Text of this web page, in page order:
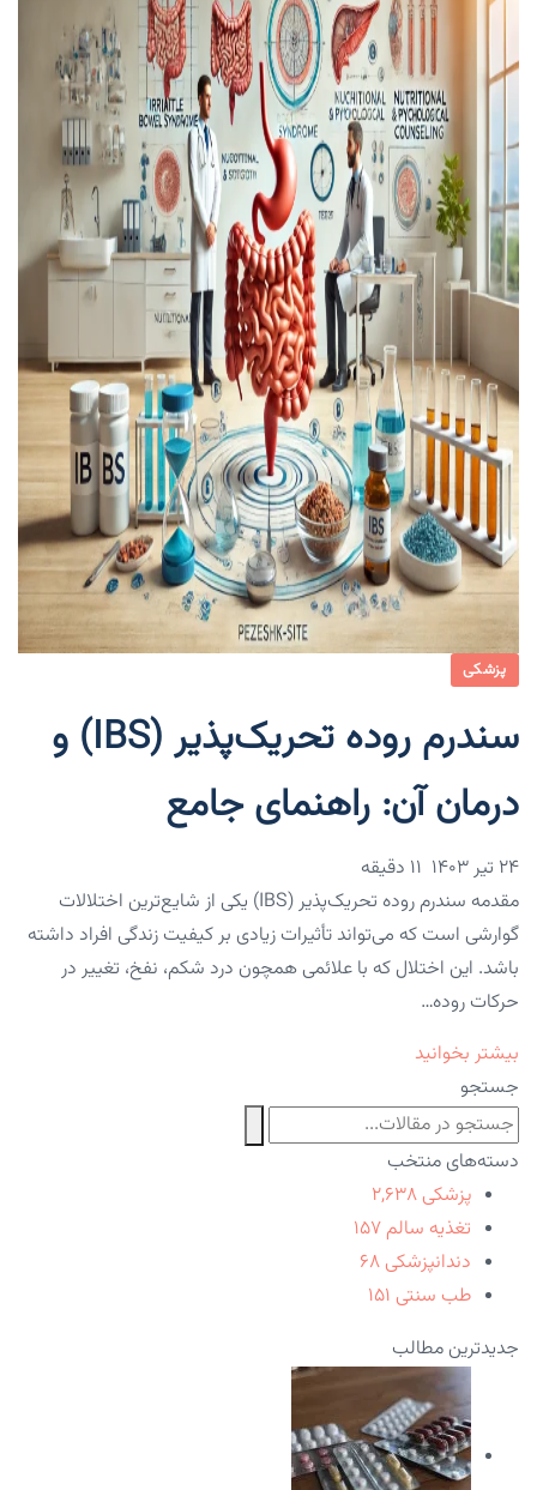
پزشکی
سندرم روده تحریک‌پذیر (IBS) و
درمان آن: راهنمای جامع
۲۴ تیر ۱۴۰۳
مقدمه سندرم روده تحریک‌پذیر (IBS) یکی از شایع‌ترین اختلالات
گوارشی است که می‌تواند تأثیرات زیادی بر کیفیت زندگی افراد داشته
باشد. این اختلال که با علائمی همچون درد شکم، نفخ، تغییر در
حرکات روده…
بیشتر بخوانید
جستجو
دسته‌های منتخب
پزشکی ۲,۶۳۸
تغذیه سالم ۱۵۷
دندانپزشکی ۶۸
طب سنتی ۱۵۱
جدیدترین مطالب